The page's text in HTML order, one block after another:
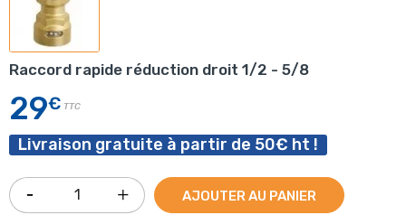
Raccord rapide réduction droit 1/2 - 5/8
29€ TTC
Livraison gratuite à partir de 50€ ht !
AJOUTER AU PANIER